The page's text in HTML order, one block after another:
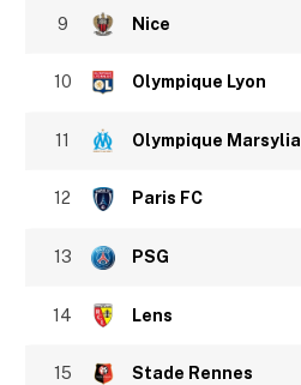
9 Nice
10 Olympique Lyon
11 Olympique Marsylia
12 Paris FC
13 PSG
14 Lens
15 Stade Rennes